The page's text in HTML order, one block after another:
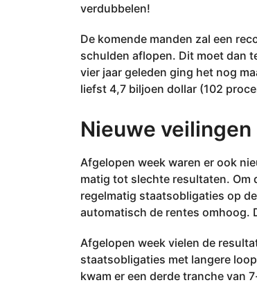
verdubbelen!
De komende manden zal een
schulden aflopen. Dit moet dan
vier jaar geleden ging het nog
liefst 4,7 biljoen dollar (102
Nieuwe
Afgelopen week waren er ook
matig tot slechte resultaten. Om
regelmatig staatsobligaties op
automatisch de rentes omhoog.
Afgelopen week vielen de
staatsobligaties met langere
kwam er een derde tranche van